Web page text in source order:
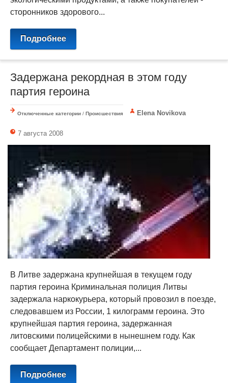
сторонников здорового...
Подробнее
Задержана рекордная в этом году
партия героина
Отключенные категории / Происшествия Elena Novikova
7 августа 2008
В Литве задержана крупнейшая в текущем году
партия героина Криминальная полиция Литвы
задержала наркокурьера, который провозил в поезде,
следовавшем из России, 1 килограмм героина. Это
крупнейшая партия героина, задержанная
литовскими полицейскими в нынешнем году. Как
сообщает Департамент полиции,...
Подробнее